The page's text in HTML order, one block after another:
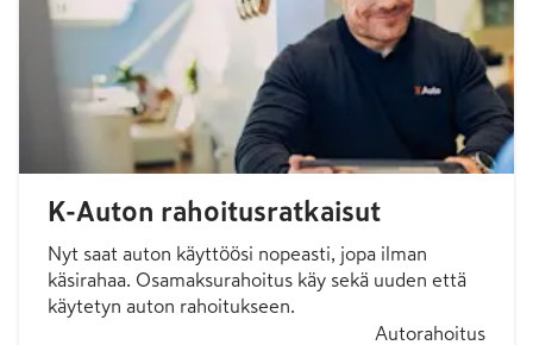
K-Auton rahoitusratkaisut
Nyt saat auton käyttöösi nopeasti, jopa ilman
käsirahaa. Osamaksurahoitus käy sekä uuden että
käytetyn auton rahoitukseen.
Autorahoitus